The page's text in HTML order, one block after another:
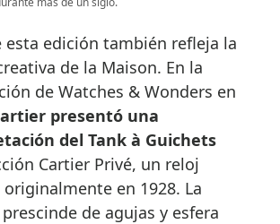
esta edición también refleja la
de la Maison. En la
de Watches & Wonders en
presentó una
del Tank à Guichets
Cartier Privé, un reloj
en 1928. La
de agujas y esfera